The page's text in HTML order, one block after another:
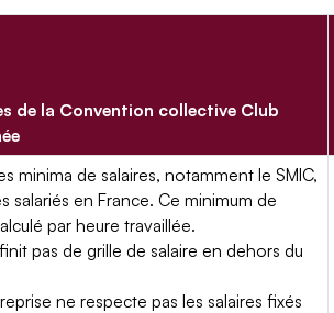
de la Convention collective Club
minima de salaires, notamment le SMIC,
salariés en France. Ce minimum de
par heure travaillée.
pas de grille de salaire en dehors du
ne respecte pas les salaires fixés